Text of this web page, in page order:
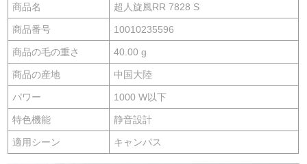
商品名 超人旋風RR 7828 S
商品番号 10010235596
商品の毛の重さ 40.00 g
商品の産地 中国大陸
パワー 1000 W以下
特色機能 静音設計
適用シーン キャンパス